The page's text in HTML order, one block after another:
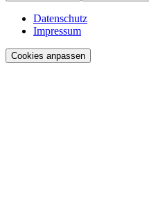
Datenschutz
Impressum
Cookies anpassen